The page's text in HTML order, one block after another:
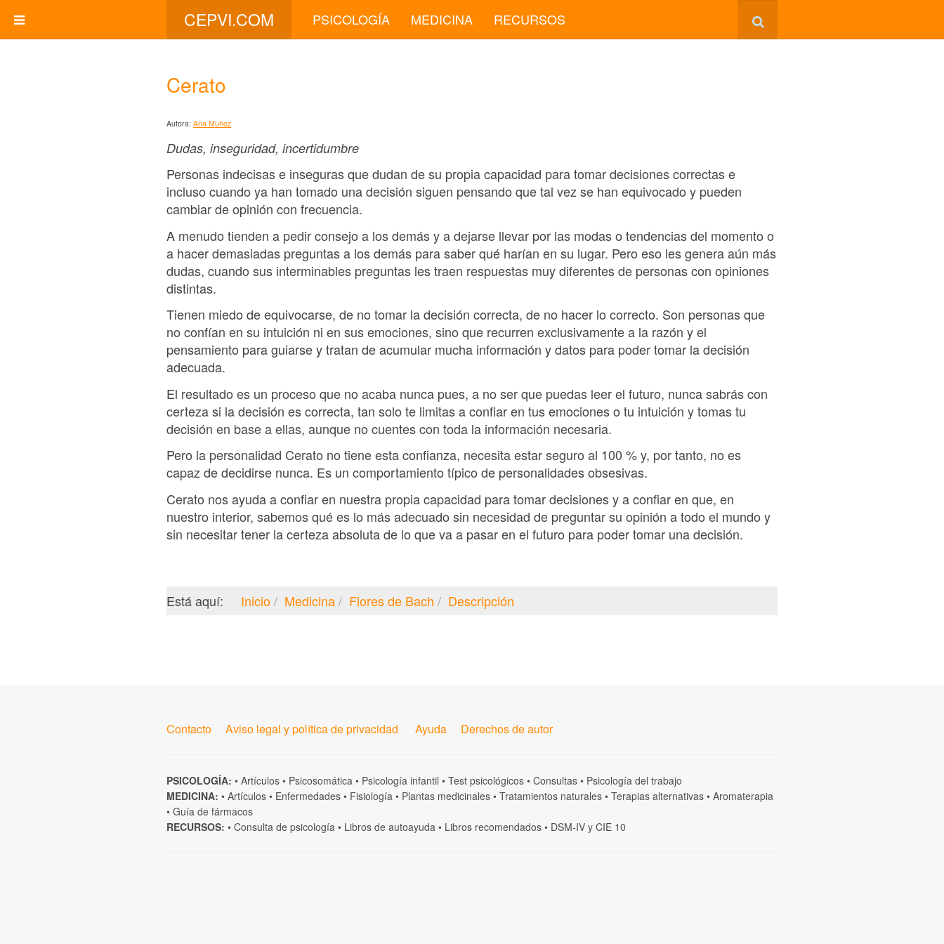
CEPVI.COM PSICOLOGÍA MEDICINA RECURSOS
Cerato
Autora: Ana Muñoz
Dudas, inseguridad, incertidumbre
Personas indecisas e inseguras que dudan de su propia capacidad para tomar decisiones correctas e
incluso cuando ya han tomado una decisión siguen pensando que tal vez se han equivocado y pueden
cambiar de opinión con frecuencia.
A menudo tienden a pedir consejo a los demás y a dejarse llevar por las modas o tendencias del momento o
a hacer demasiadas preguntas a los demás para saber qué harían en su lugar. Pero eso les genera aún más
dudas, cuando sus interminables preguntas les traen respuestas muy diferentes de personas con opiniones
distintas.
Tienen miedo de equivocarse, de no tomar la decisión correcta, de no hacer lo correcto. Son personas que
no confían en su intuición ni en sus emociones, sino que recurren exclusivamente a la razón y el
pensamiento para guiarse y tratan de acumular mucha información y datos para poder tomar la decisión
adecuada.
El resultado es un proceso que no acaba nunca pues, a no ser que puedas leer el futuro, nunca sabrás con
certeza si la decisión es correcta, tan solo te limitas a confiar en tus emociones o tu intuición y tomas tu
decisión en base a ellas, aunque no cuentes con toda la información necesaria.
Pero la personalidad Cerato no tiene esta confianza, necesita estar seguro al 100 % y, por tanto, no es
capaz de decidirse nunca. Es un comportamiento típico de personalidades obsesivas.
Cerato nos ayuda a confiar en nuestra propia capacidad para tomar decisiones y a confiar en que, en
nuestro interior, sabemos qué es lo más adecuado sin necesidad de preguntar su opinión a todo el mundo y
sin necesitar tener la certeza absoluta de lo que va a pasar en el futuro para poder tomar una decisión.
Está aquí: Inicio Medicina Flores de Bach Descripción
Contacto Aviso legal y política de privacidad Ayuda Derechos de autor
PSICOLOGÍA: • Artículos • Psicosomática • Psicología infantil • Test psicológicos • Consultas • Psicología del trabajo
MEDICINA: • Artículos • Enfermedades • Fisiología • Plantas medicinales • Tratamientos naturales • Terapias alternativas • Aromaterapia
• Guía de fármacos
RECURSOS: • Consulta de psicología • Libros de autoayuda • Libros recomendados • DSM-IV y CIE 10